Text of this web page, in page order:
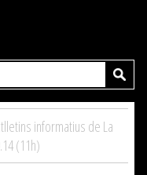
informatius de La
(11h)